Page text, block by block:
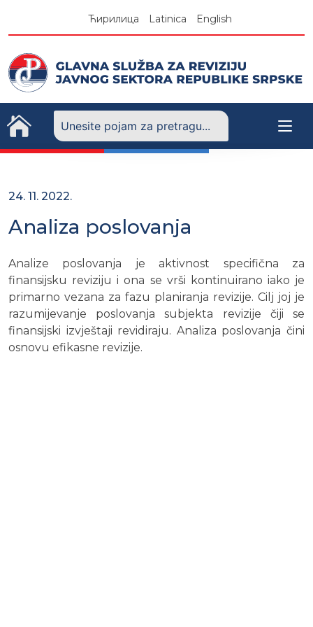
Ћирилица Latinica English
24. 11. 2022.
Analiza poslovanja
Analize poslovanja je aktivnost specifična za
finansijsku reviziju i ona se vrši kontinuirano iako je
primarno vezana za fazu planiranja revizije. Cilj joj je
razumijevanje poslovanja subjekta revizije čiji se
finansijski izvještaji revidiraju. Analiza poslovanja čini
osnovu efikasne revizije.